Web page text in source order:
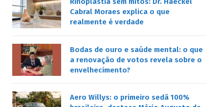
Cabral Moraes explica o que
realmente é verdade
Bodas de ouro e saúde mental: o que
a renovação de votos revela sobre o
envelhecimento?
Aero Willys: o primeiro sedã 100%